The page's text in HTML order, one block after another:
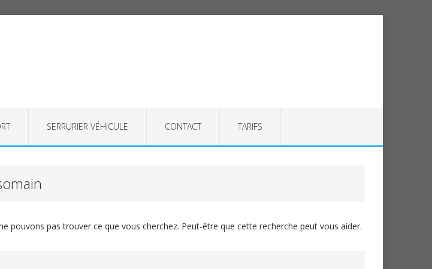
SERRURIER VÉHICULE CONTACT TARIFS
pouvons pas trouver ce que vous cherchez. Peut-être que cette recherche peut vous aider.